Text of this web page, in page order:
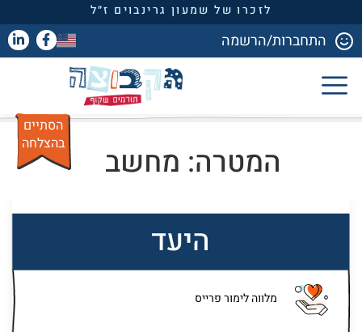
לזכרו של שמעון גרינבוים ז״ל
התחברות/הרשמה
המטרה: מחשב
הסתיים
בהצלחה
היעד
מלווה לימור פרייס